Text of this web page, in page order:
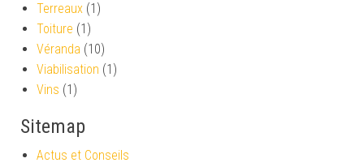
Terreaux (1)
Toiture (1)
Véranda (10)
Viabilisation (1)
Vins (1)
Sitemap
Actus et Conseils